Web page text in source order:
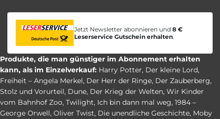
Jetzt Newsletter abonnieren und 8 €
Leserservice Gutschein erhalten.
Produkte, die man günstiger im Abonnement erhalten
kann, als im Einzelverkauf: Harry Potter, Der kleine Lord,
Freiheit – Angela Merkel, Der Herr der Ringe, Der Zauberberg,
Stolz und Vorurteil, Dune, Der Krieg der Welten, Wir Kinder
vom Bahnhof Zoo, Twilight, Ich bin dann mal weg, 1984 –
George Orwell, Oliver Twist, Die unendliche Geschichte, Moby